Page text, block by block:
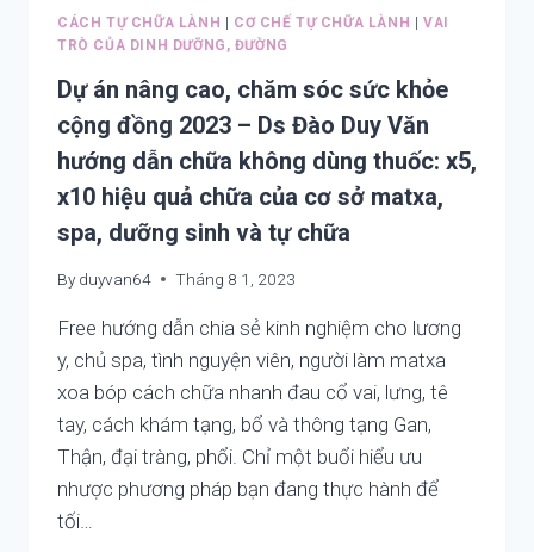
ĐỀ
CÀNG
TRỌNG
HƠN.
CÁCH TỰ CHỮA LÀNH CƠ CHẾ TỰ CHỮA LÀNH |VAI
TRÒ CỦA DINH DƯỠNG, ĐƯỜNG
Dự án nâng cao, chăm sóc sức khỏe
cộng đồng 2023 – Ds Đào Duy Văn
hướng dẫn chữa không dùng thuốc: x5,
x10 hiệu quả chữa của cơ sở matxa,
spa, dưỡng sinh và tự chữa
By duyvan64 Tháng 8 1, 2023
Free hướng dẫn chia sẻ kinh nghiệm cho lương
y, chủ spa, tình nguyện viên, người làm matxa
xoa bóp cách chữa nhanh đau cổ vai, lưng, tê
tay, cách khám tạng, bổ và thông tạng Gan,
Thận, đại tràng, phổi. Chỉ một buổi hiểu ưu
nhược phương pháp bạn đang thực hành để
tối…